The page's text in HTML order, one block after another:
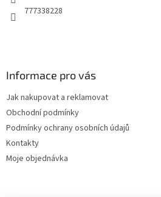
777338228
Informace pro vás
Jak nakupovat a reklamovat
Obchodní podmínky
Podmínky ochrany osobních údajů
Kontakty
Moje objednávka